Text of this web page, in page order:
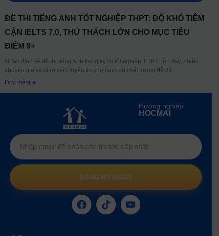
ĐỀ THI TIẾNG ANH TỐT NGHIỆP THPT: ĐỘ KHÓ TIỆM
CẬN IELTS 7.0, THỬ THÁCH LỚN CHO MỤC TIÊU
ĐIỂM 9+
Nhận định về đề thi tiếng Anh trong kỳ thi tốt nghiệp THPT gần đây, nhiều
chuyên gia và giáo viên luyện thi cho rằng dù chất lượng đề đã
Đọc thêm ➤
Hướng nghiệp
HOCMAI
ĐĂNG KÝ NGAY